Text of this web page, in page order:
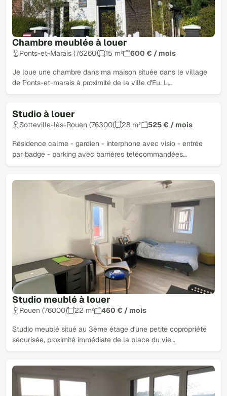
Chambre meublée à louer
Ponts-et-Marais (76260) 15 m² 600 € / mois
Je loue une chambre dans ma maison située dans le village
de Ponts-et-marais à proximité de la ville d'Eu. L…
Studio à louer
Sotteville-lès-Rouen (76300) 28 m² 525 € / mois
Résidence calme - gardien - interphone avec visio - entrée
par badge - parking avec barrières télécommandées…
Studio meublé à louer
Rouen (76000) 22 m² 460 € / mois
Studio meublé situé au 3ème étage d'une petite copropriété
sécurisée, proximité immédiate de la place du vie…